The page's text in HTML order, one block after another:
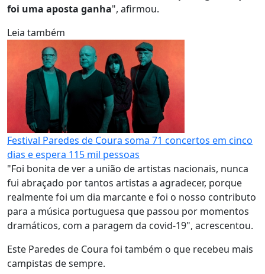
foi uma aposta ganha", afirmou.
Leia também
Festival Paredes de Coura soma 71 concertos em cinco
dias e espera 115 mil pessoas
"Foi bonita de ver a união de artistas nacionais, nunca
fui abraçado por tantos artistas a agradecer, porque
realmente foi um dia marcante e foi o nosso contributo
para a música portuguesa que passou por momentos
dramáticos, com a paragem da covid-19", acrescentou.
Este Paredes de Coura foi também o que recebeu mais
campistas de sempre.